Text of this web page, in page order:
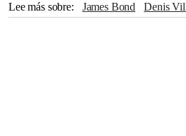
Lee más sobre
James Bond Denis